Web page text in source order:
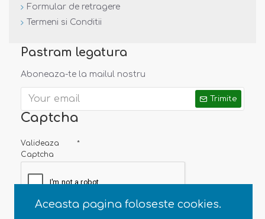
Aceasta pagina foloseste cookies.
Formular de retragere
Termeni si Conditii
Pastram legatura
Aboneaza-te la mailul nostru
Trimite
Captcha
Valideaza
Captcha